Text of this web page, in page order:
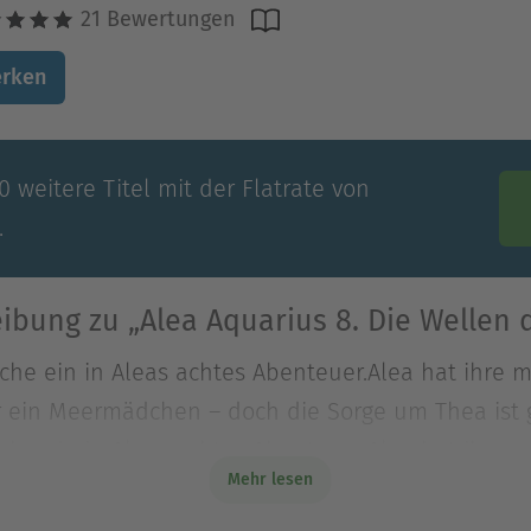
21 Bewertungen
weitere Titel mit der Flatrate von
zu „Alea Aquarius 8. Die Wellen
ein in Aleas achtes Abenteuer.Alea hat ihre
Meermädchen – doch die Sorge um Thea ist
Meermädchen – doch die Sorge um Thea ist
Mehr lesen